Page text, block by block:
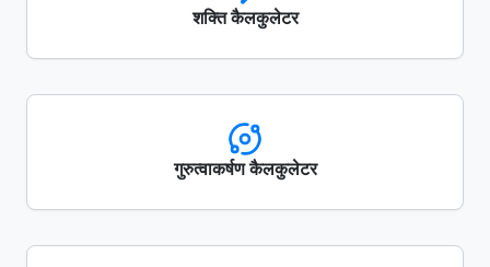
शक्ति कैलकुलेटर
गुरुत्वाकर्षण कैलकुलेटर